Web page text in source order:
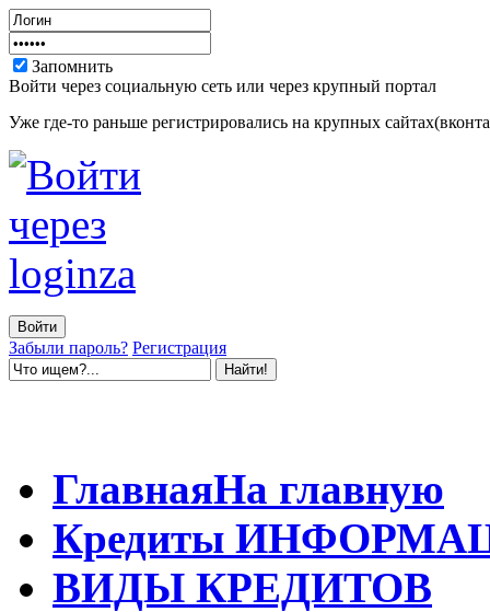
Запомнить
Войти через социальную сеть или через крупный портал
Уже где-то раньше регистрировались на крупных
Забыли пароль? Регистрация
ГлавнаяНа главную
Кредиты
ВИДЫ КРЕДИТОВ